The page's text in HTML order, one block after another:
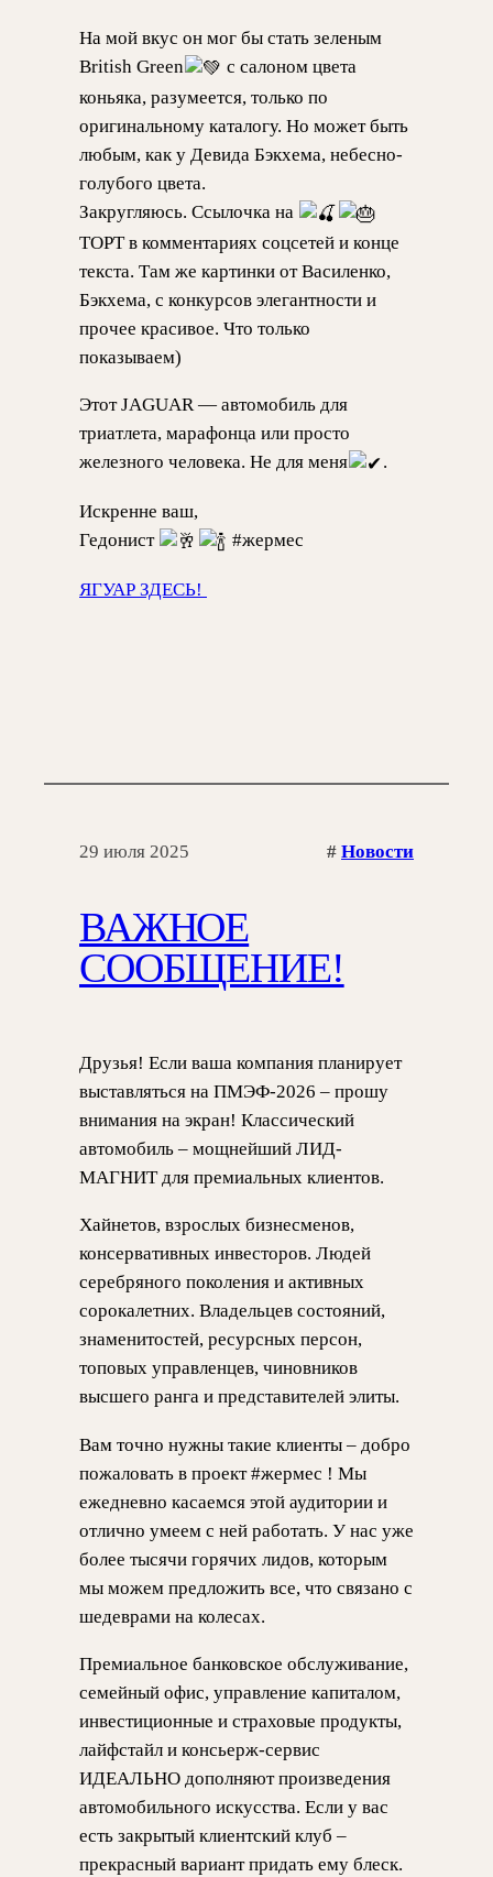
На мой вкус он мог бы стать зеленым
British Green
c салоном цвета
коньяка, разумеется, только по
оригинальному каталогу. Но может быть
любым, как у Девида Бэкхема, небесно-
голубого цвета.
Закругляюсь. Ссылочка на
ТОРТ в комментариях соцсетей и конце
текста. Там же картинки от Василенко,
Бэкхема, с конкурсов элегантности и
прочее красивое. Что только
показываем)
Этот JAGUAR — автомобиль для
триатлета, марафонца или просто
железного человека. Не для меня
.
Искренне ваш,
Гедонист
#жермес
ЯГУАР ЗДЕСЬ!
29 июля 2025 # Новости
ВАЖНОЕ
СООБЩЕНИЕ!
Друзья! Если ваша компания планирует
выставляться на ПМЭФ-2026 – прошу
внимания на экран! Классический
автомобиль – мощнейший ЛИД-
МАГНИТ для премиальных клиентов.
Хайнетов, взрослых бизнесменов,
консервативных инвесторов. Людей
серебряного поколения и активных
сорокалетних. Владельцев состояний,
знаменитостей, ресурсных персон,
топовых управленцев, чиновников
высшего ранга и представителей элиты.
Вам точно нужны такие клиенты – добро
пожаловать в проект #жермес ! Мы
ежедневно касаемся этой аудитории и
отлично умеем с ней работать. У нас уже
более тысячи горячих лидов, которым
мы можем предложить все, что связано с
шедеврами на колесах.
Премиальное банковское обслуживание,
семейный офис, управление капиталом,
инвестиционные и страховые продукты,
лайфстайл и консьерж-сервис
ИДЕАЛЬНО дополняют произведения
автомобильного искусства. Если у вас
есть закрытый клиентский клуб –
прекрасный вариант придать ему блеск.